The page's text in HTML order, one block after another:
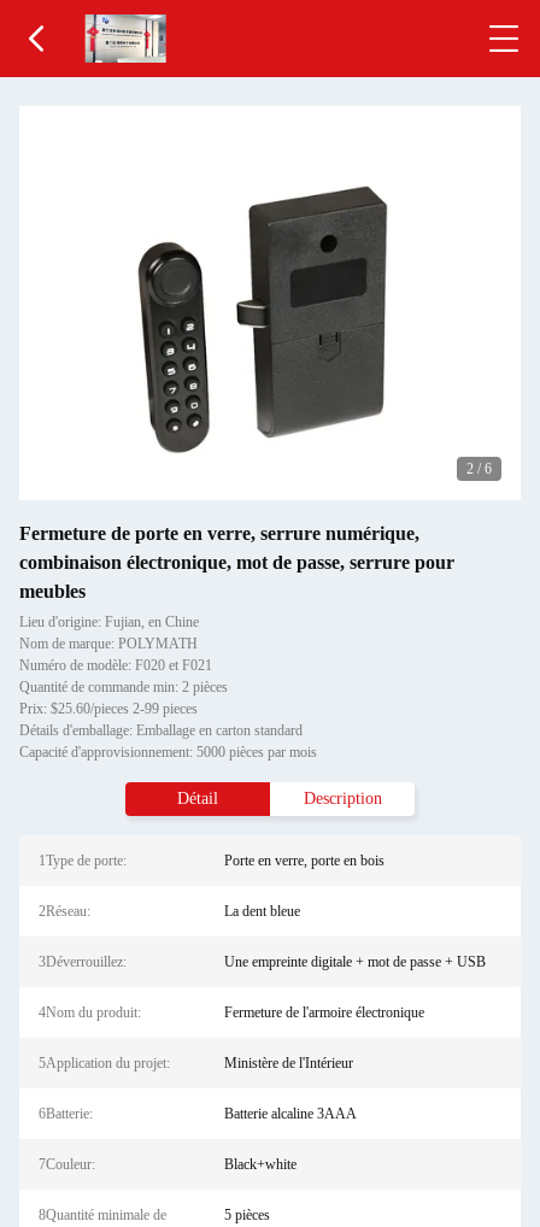
2 / 6
Fermeture de porte en verre, serrure numérique,
combinaison électronique, mot de passe, serrure pour
meubles
Lieu d'origine: Fujian, en Chine
Nom de marque: POLYMATH
Numéro de modèle: F020 et F021
Quantité de commande min: 2 pièces
Prix: $25.60/pieces 2-99 pieces
Détails d'emballage: Emballage en carton standard
Capacité d'approvisionnement: 5000 pièces par mois
Détail Description
1Type de porte: Porte en verre, porte en bois
2Réseau: La dent bleue
3Déverrouillez: Une empreinte digitale + mot de passe + USB
4Nom du produit: Fermeture de l'armoire électronique
5Application du projet: Ministère de l'Intérieur
6Batterie: Batterie alcaline 3AAA
7Couleur: Black+white
8Quantité minimale de
5 pièces